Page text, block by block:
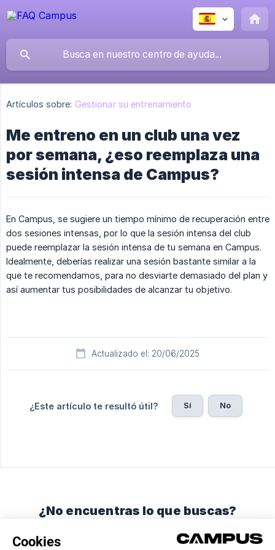
Artículos sobre: Gestionar su entrenamiento
Me entreno en un club una vez
por semana, ¿eso reemplaza una
sesión intensa de Campus?
En Campus, se sugiere un tiempo mínimo de recuperación entre
dos sesiones intensas, por lo que la sesión intensa del club
puede reemplazar la sesión intensa de tu semana en Campus.
Idealmente, deberías realizar una sesión bastante similar a la
que te recomendamos, para no desviarte demasiado del plan y
así aumentar tus posibilidades de alcanzar tu objetivo.
Actualizado el: 20/06/2025
¿Este artículo te resultó útil? Sí No
¿No encuentras lo que buscas?
Chatea con nosotros o envíanos un correo.